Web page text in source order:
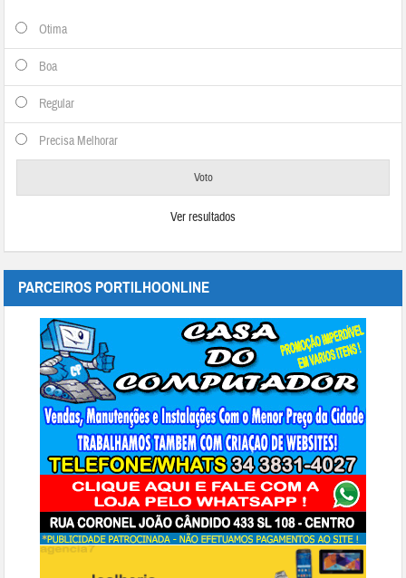
Otima
Boa
Regular
Precisa Melhorar
Ver resultados
PARCEIROS PORTILHOONLINE